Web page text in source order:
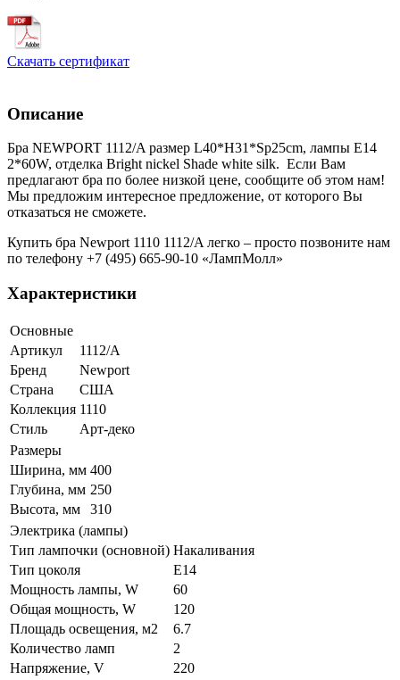
Скачать сертификат
Описание
Бра NEWPORT 1112/A размер L40*H31*Sp25cm, лампы E14
2*60W, отделка Bright nickel Shade white silk. Если Вам
предлагают бра по более низкой цене, сообщите об этом нам!
Мы предложим интересное предложение, от которого Вы
отказаться не сможете.
Купить бра Newport 1110 1112/A легко – просто позвоните нам
по телефону +7 (495) 665-90-10 «ЛампМолл»
Характеристики
Основные
Артикул
1112/A
Бренд
Newport
Страна
США
Коллекция 1110
Стиль
Арт-деко
Размеры
Ширина, мм 400
Глубина, мм 250
Высота, мм
310
Электрика (лампы)
Тип лампочки (основной) Накаливания
Тип цоколя
E14
Мощность лампы, W
60
Общая мощность, W
120
Площадь освещения, м2
6.7
Количество ламп
2
Напряжение, V
220